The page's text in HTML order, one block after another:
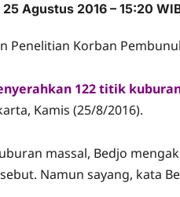
Agustus 2016 – 15:20
Penelitian Korban
122 titik
Kamis (25/8/2016).
massal, Bedjo
Namun sayang, kata